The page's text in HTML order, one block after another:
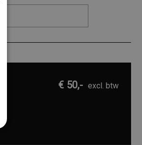
€ 50,- excl. btw